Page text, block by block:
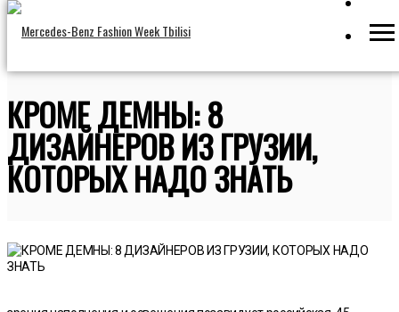
КРОМЕ ДЕМНЫ: 8
ДИЗАЙНЕРОВ ИЗ ГРУЗИИ,
КОТОРЫХ НАДО ЗНАТЬ